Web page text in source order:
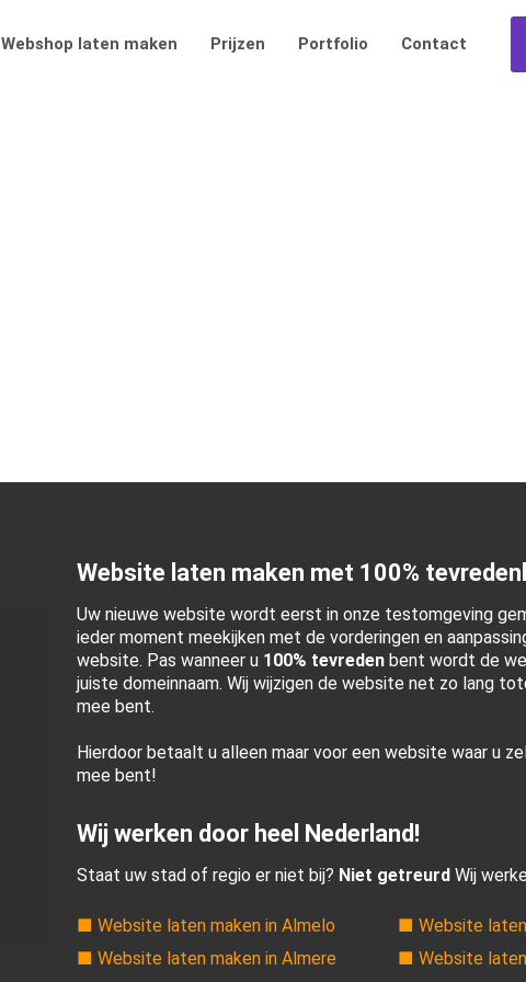
Webshop laten maken Prijzen Portfolio Contact
Website laten maken met 100%
Uw nieuwe website wordt eerst in onze testomgeving
ieder moment meekijken met de vorderingen en
website. Pas wanneer u 100% tevreden bent wordt de
juiste domeinnaam. Wij wijzigen de website net zo lang
mee bent.
Hierdoor betaalt u alleen maar voor een website waar u
mee bent!
Wij werken door heel Nederland!
Staat uw stad of regio er niet bij? Niet getreurd Wij
■ Website laten maken in Almelo
■ Website laten maken in Almere
■ Website laten
■ Website laten